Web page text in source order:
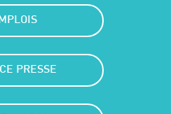
PRESSE